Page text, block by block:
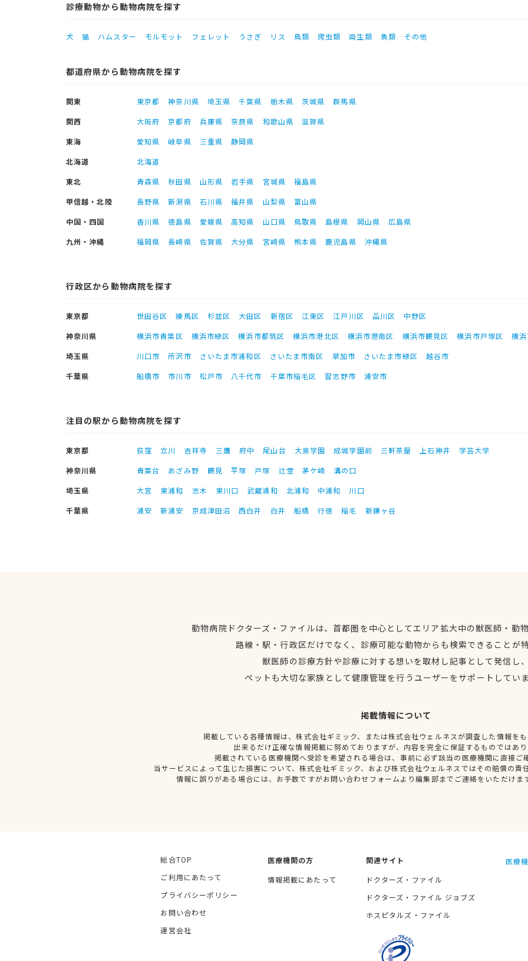
診療動物から動物病院を探す
犬 猫 ハムスター モルモット フェレット うさぎ リス 鳥類 爬虫類 両生類 魚類 その他
都道府県から動物病院を探す
関東 東京都 神奈川県 埼玉県 千葉県 栃木県 茨城県
群馬県
関西
大阪府 京都府 兵庫県 奈良県 和歌山県
滋賀県
東海
愛知県 岐阜県 三重県
静岡県
北海道
北海道
東北
青森県 秋田県 山形県 岩手県 宮城県
福島県
甲信越・北陸
長野県 新潟県 石川県 福井県 山梨県
富山県
中国・四国
香川県 徳島県 愛媛県 高知県 山口県 鳥取県 島根県 岡山県
広島県
九州・沖縄
福岡県 長崎県 佐賀県 大分県 宮崎県 熊本県 鹿児島県 沖縄県
行政区から動物病院を探す
東京都 世田谷区 練馬区 杉並区 大田区 新宿区 江東区 江戸川区 品川区
中野区
神奈川県
横浜市青葉区 横浜市緑区 横浜市都筑区 横浜市港北区 横浜市港南区 横浜市鶴見区 横浜市戸塚区
横
埼玉県
川口市 所沢市 さいたま市浦和区 さいたま市南区 草加市 さいたま市緑区
越谷市
千葉県
船橋市 市川市 松戸市 八千代市 千葉市稲毛区 習志野市 浦安市
注目の駅から動物病院を探す
東京都 荻窪 立川 吉祥寺 三鷹 府中 尾山台 大泉学園 成城学園前 三軒茶屋 上石神井
学芸大学
神奈川県
青葉台 あざみ野 鶴見 平塚 戸塚 辻堂 茅ケ崎
溝の口
埼玉県
大宮 東浦和 志木 東川口 武蔵浦和 北浦和 中浦和
川口
千葉県
浦安 新浦安 京成津田沼 西白井 白井 船橋 行徳 稲毛 新鎌ヶ谷
動物病院ドクターズ・ファイルは、首都圏を中心としてエリア拡大中の獣医師・動
路線・駅・行政区だけでなく、診療可能な動物からも検索できることが
獣医師の診療方針や診療に対する想いを取材し記事として発信し
ペットも大切な家族として健康管理を行うユーザーをサポートしてい
掲載情報について
掲載している各種情報は、株式会社ギミック、または株式会社ウェルネスが調査した情報を
出来るだけ正確な情報掲載に努めておりますが、内容を完全に保証するものではあ
掲載されている医療機関へ受診を希望される場合は、事前に必ず該当の医療機関に直接ご
当サービスによって生じた損害について、株式会社ギミック、および株式会社ウェルネスではその賠償の責
情報に誤りがある場合には、お手数ですがお問い合わせフォームより編集部までご連絡をいただけま
総合TOP
ご利用にあたって
プライバシーポリシー
お問い合わせ
運営会社
医療機関の方
情報掲載にあたって
関連サイト
ドクターズ・ファイル
ドクターズ・ファイル ジョブズ
ホスピタルズ・ファイル
医療